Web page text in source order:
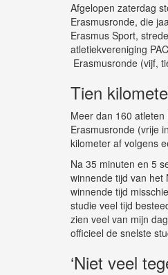
Afgelopen zaterdag
Erasmusronde, die
Erasmus Sport,
atletiekvereniging
Erasmusronde (vijf,
Tien
Meer dan 160
Erasmusronde (vrije
kilometer af volgens
Na 35 minuten en 5
winnende tijd van het
winnende tijd
studie veel tijd
zien veel van mijn
officieel de snelste
‘Niet veel